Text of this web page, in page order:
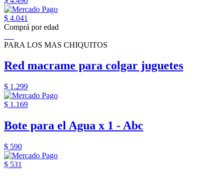
$ 4.041
Comprá por edad
PARA LOS MAS CHIQUITOS
Red macrame para colgar juguetes
$ 1.299
$ 1.169
Bote para el Agua x 1 - Abc
$ 590
$ 531